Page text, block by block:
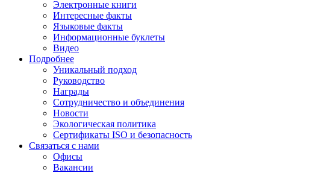
Электронные книги
Интересные факты
Языковые факты
Информационные буклеты
Видео
Подробнее
Уникальный подход
Руководство
Награды
Сотрудничество и объединения
Новости
Экологическая политика
Сертификаты ISO и безопасность
Связаться с нами
Офисы
Вакансии